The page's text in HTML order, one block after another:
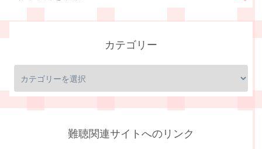
カテゴリー
難聴関連サイトへのリンク